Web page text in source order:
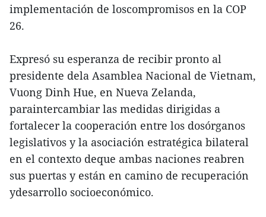
implementación de loscompromisos en la COP
26.
Expresó su esperanza de recibir pronto al
presidente dela Asamblea Nacional de Vietnam,
Vuong Dinh Hue, en Nueva Zelanda,
paraintercambiar las medidas dirigidas a
fortalecer la cooperación entre los dosórganos
legislativos y la asociación estratégica bilateral
en el contexto deque ambas naciones reabren
sus puertas y están en camino de recuperación
ydesarrollo socioeconómico.